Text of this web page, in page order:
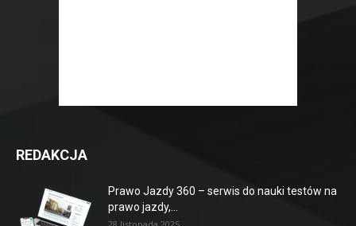
REDAKCJA
Prawo Jazdy 360 – serwis do nauki testów na
prawo jazdy,...